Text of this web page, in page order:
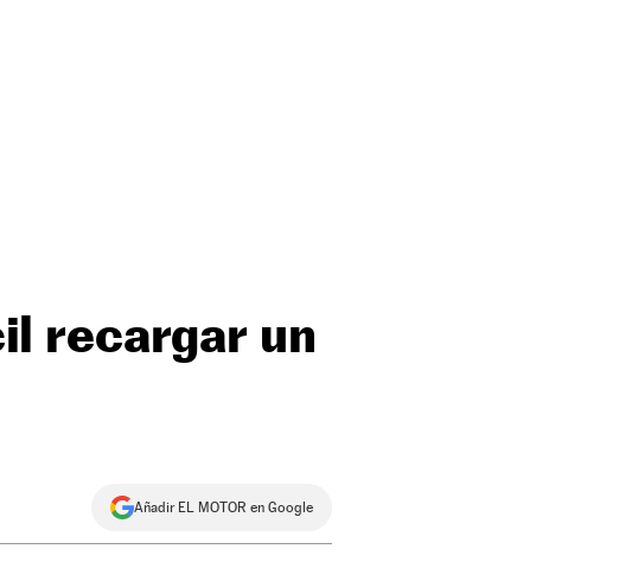
recargar un
Añadir EL MOTOR en Google